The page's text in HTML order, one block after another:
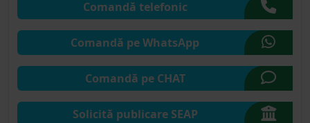
Comandă telefonic
Comandă pe WhatsApp
Comandă pe CHAT
Solicită publicare SEAP